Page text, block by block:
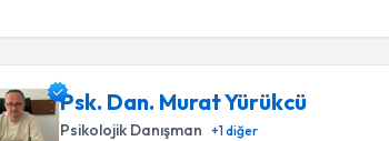
Psk. Dan. Murat Yürükcü
Psikolojik Danışman +1diğer